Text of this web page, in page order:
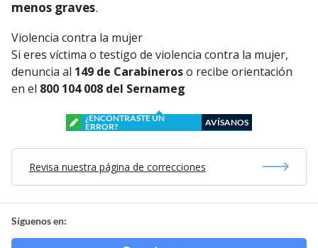
menos graves.
Violencia contra la mujer
Si eres víctima o testigo de violencia contra la mujer,
denuncia al 149 de Carabineroso recibe orientación
en el 800 104 008 del Sernameg
¿ENCONTRASTE UN
ERROR?
AVÍSANOS
Revisa nuestra página de correcciones
Síguenos en: